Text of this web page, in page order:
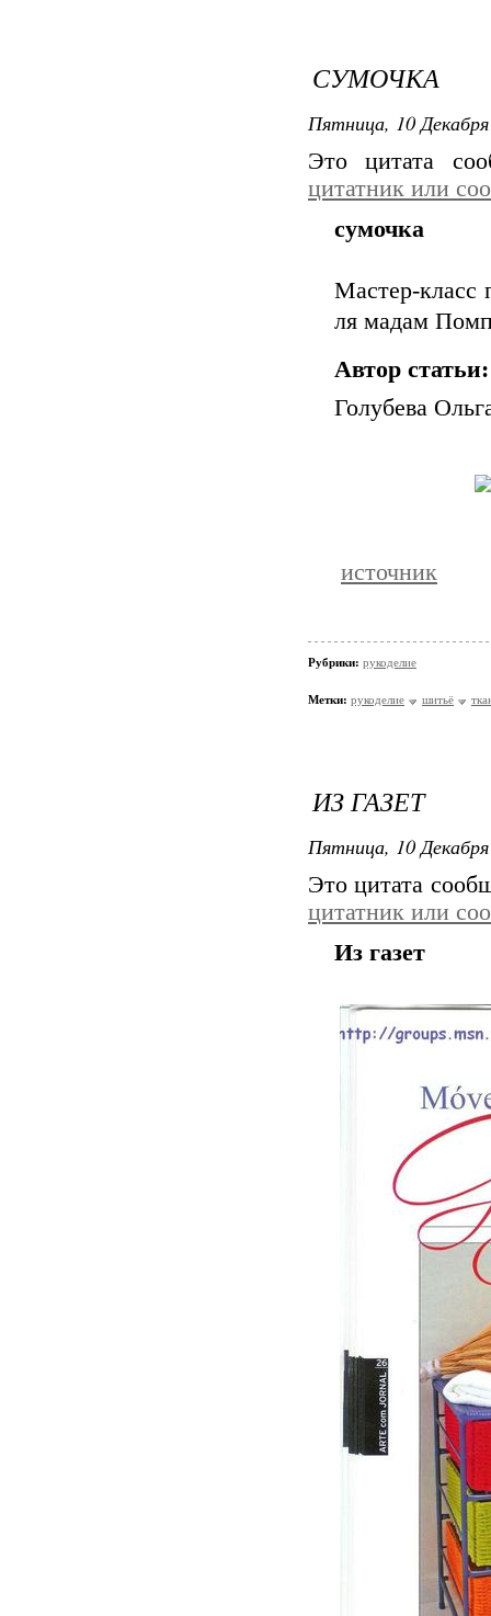
СУМОЧКА
Пятница, 10
Это цитата
цитатник или
сумочка
Мастер-класс
ля мадам
Автор статьи:
Голубева
источник
Рубрики: рукоделие
Метки: рукоделие шитьё
ИЗ ГАЗЕТ
Пятница, 10
Это цитата
цитатник или
Из газет